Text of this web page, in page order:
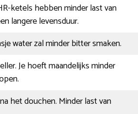
ketels hebben minder last van
langere levensduur.
water zal minder bitter smaken.
Je hoeft maandelijks minder
het douchen. Minder last van